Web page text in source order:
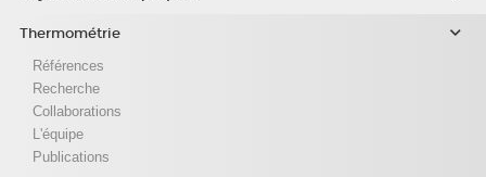
Thermométrie
Références
Recherche
Collaborations
L'équipe
Publications